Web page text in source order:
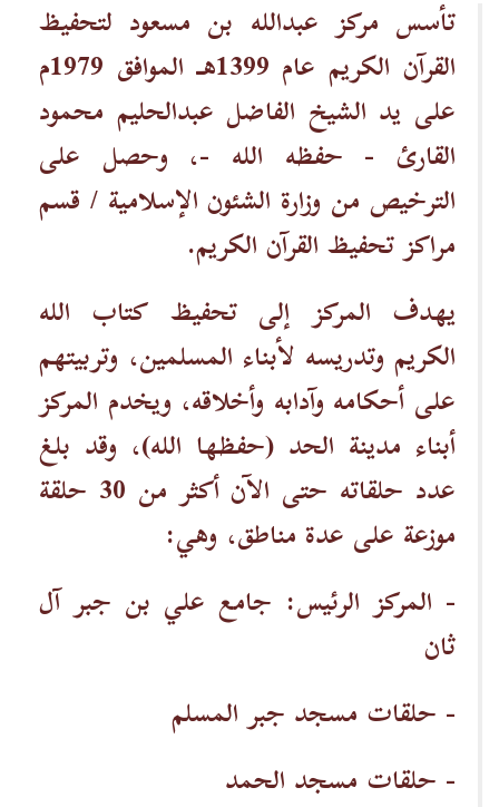
تأسس مركز عبدالله بن مسعود لتحفيظ
القرآن الكريم عام 1399هـ الموافق 1979م
على يد الشيخ الفاضل عبدالحليم محمود
القارئ - حفظه الله -، وحصل على
الترخيص من وزارة الشئون الإسلامية / قسم
مراكز تحفيظ القرآن الكريم.
يهدف المركز إلى تحفيظ كتاب الله
الكريم وتدريسه لأبناء المسلمين، وتربيتهم
على أحكامه وآدابه وأخلاقه، ويخدم المركز
أبناء مدينة الحد (حفظها الله)، وقد بلغ
عدد حلقاته حتى الآن أكثر من 30 حلقة
موزعة على عدة مناطق، وهي:
- المركز الرئيس: جامع علي بن جبر آل
ثان
- حلقات مسجد جبر المسلم
- حلقات مسجد الحمد